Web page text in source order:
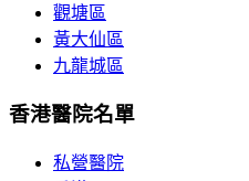
觀塘區
黃大仙區
九龍城區
香港醫院名單
私營醫院